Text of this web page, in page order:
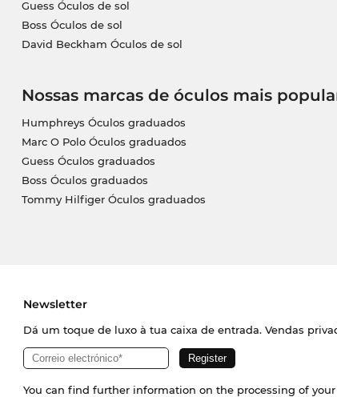
Guess Óculos de sol
Boss Óculos de sol
David Beckham Óculos de sol
Nossas marcas de óculos mais
Humphreys Óculos graduados
Marc O Polo Óculos graduados
Guess Óculos graduados
Boss Óculos graduados
Tommy Hilfiger Óculos graduados
Newsletter
Dá um toque de luxo à tua caixa de entrada. Vendas
You can find further information on the processing of